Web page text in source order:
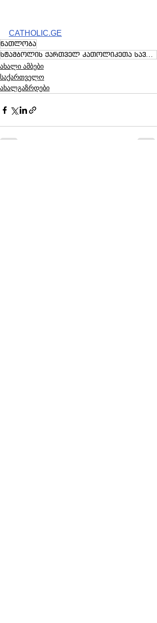
CATHOLIC.GE
ნათლობა
სტამბოლის ქართველ კათოლიკეთა სავანე
ახალი ამბები
საქართველო
ახალგაზრდები